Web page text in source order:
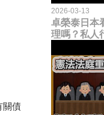
關債
2026-03-13
卓榮泰日本
理嗎？私人